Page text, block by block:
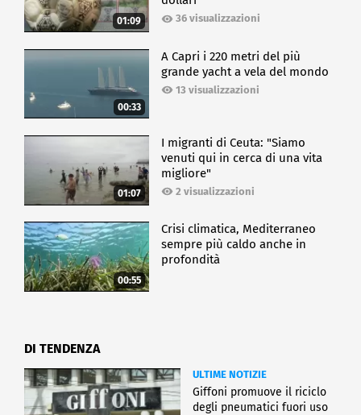
01:09 36 visualizzazioni
00:33
A Capri i 220 metri del più
grande yacht a vela del mondo
13 visualizzazioni
01:07
I migranti di Ceuta: "Siamo
venuti qui in cerca di una vita
migliore"
2 visualizzazioni
00:55
Crisi climatica, Mediterraneo
sempre più caldo anche in
profondità
DI TENDENZA
ULTIME NOTIZIE
Giffoni promuove il riciclo
degli pneumatici fuori uso